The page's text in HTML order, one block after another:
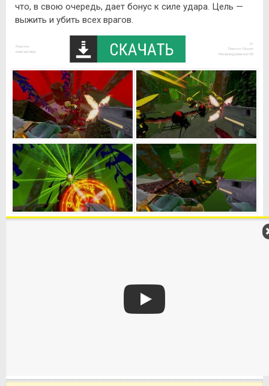
что, в свою очередь, дает бонус к силе удара. Цель —
выжить и убить всех врагов.